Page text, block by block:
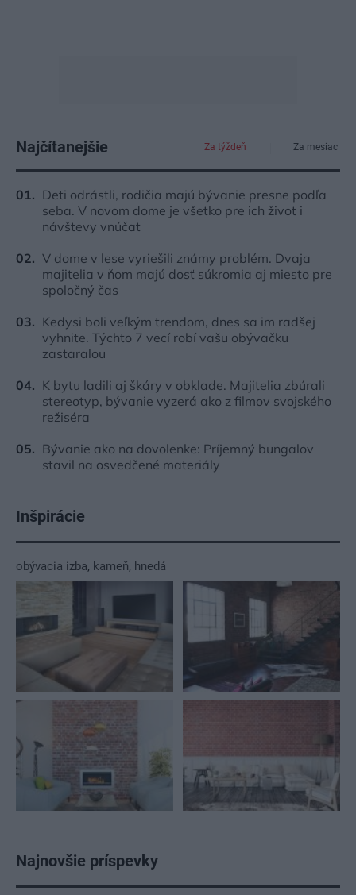
Najčítanejšie Za týždeň Za mesiac
Deti odrástli, rodičia majú bývanie presne podľa
seba. V novom dome je všetko pre ich život i
návštevy vnúčat
V dome v lese vyriešili známy problém. Dvaja
majitelia v ňom majú dosť súkromia aj miesto pre
spoločný čas
Kedysi boli veľkým trendom, dnes sa im radšej
vyhnite. Týchto 7 vecí robí vašu obývačku
zastaralou
K bytu ladili aj škáry v obklade. Majitelia zbúrali
stereotyp, bývanie vyzerá ako z filmov svojského
režiséra
Bývanie ako na dovolenke: Príjemný bungalov
stavil na osvedčené materiály
Inšpirácie
obývacia izba, kameň, hnedá
Najnovšie príspevky